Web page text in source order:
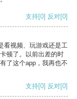
支持[0] 反对[0]
看视频、玩游戏还是工
顿了。以前出差的时
了这个app，我再也不
支持[0] 反对[0]